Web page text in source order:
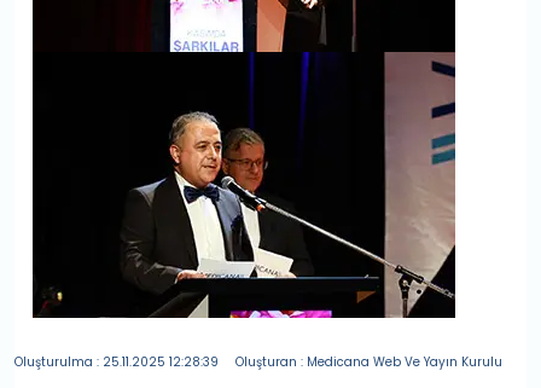
Oluşturulma : 25.11.2025 12:28:39 Oluşturan : Medicana Web Ve Yayın Kurulu